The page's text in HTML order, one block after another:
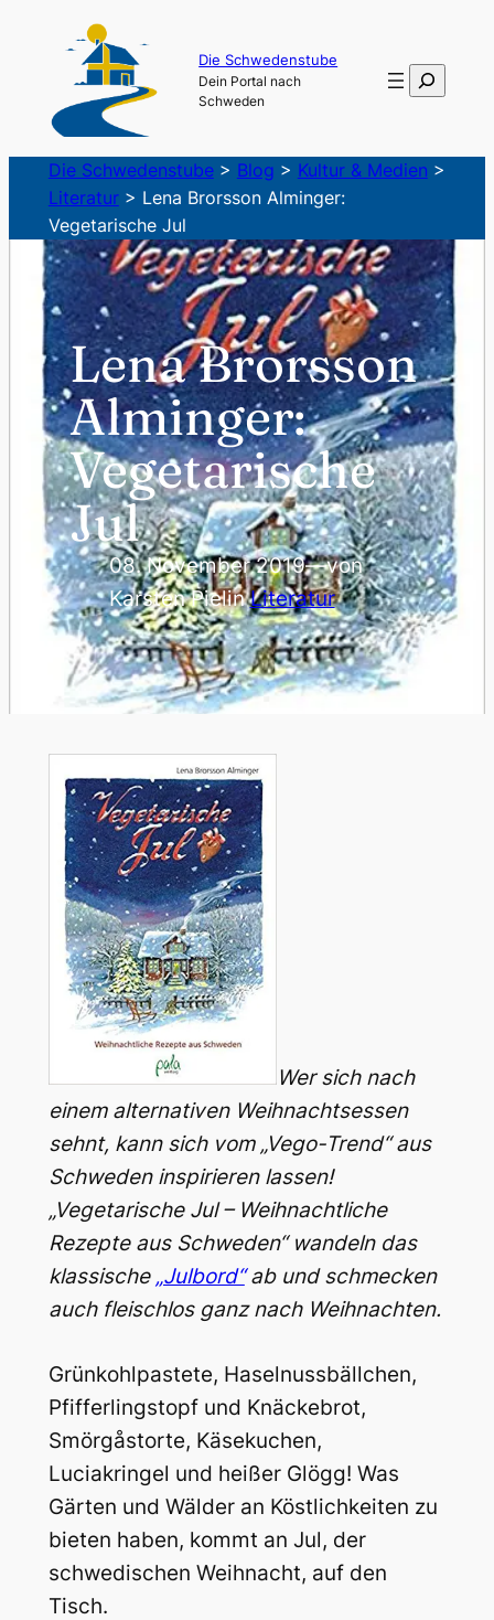
springen
Die Schwedenstube
Dein Portal nach
Schweden
Suchen
Die Schwedenstube> Blog > Kultur & Medien >
Literatur> Lena Brorsson Alminger:
Vegetarische Jul
Lena Brorsson
Alminger:
Vegetarische
Jul
08. November 2019—von
Karsten PielinLiteratur
Wer sich nach
einem alternativen Weihnachtsessen
sehnt, kann sich vom „Vego-Trend“ aus
Schweden inspirieren lassen!
„Vegetarische Jul – Weihnachtliche
Rezepte aus Schweden“ wandeln das
klassische „Julbord“ab und schmecken
auch fleischlos ganz nach Weihnachten.
Grünkohlpastete, Haselnussbällchen,
Pfifferlingstopf und Knäckebrot,
Smörgåstorte, Käsekuchen,
Luciakringel und heißer Glögg! Was
Gärten und Wälder an Köstlichkeiten zu
bieten haben, kommt an Jul, der
schwedischen Weihnacht, auf den
Tisch.